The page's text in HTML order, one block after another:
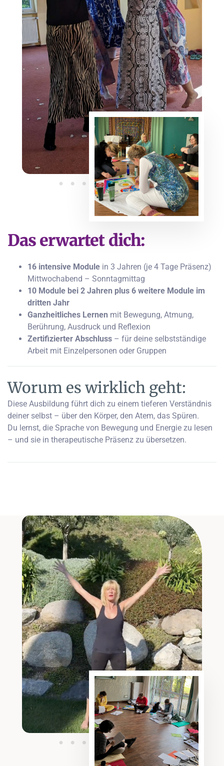
Das erwartet dich:
16 intensive Module in 3 Jahren (je 4 Tage Präsenz)
Mittwochabend – Sonntagmittag
10 Module bei 2 Jahren plus 6 weitere Module im
dritten Jahr
Ganzheitliches Lernen mit Bewegung, Atmung,
Berührung, Ausdruck und Reflexion
Zertifizierter Abschluss – für deine selbstständige
Arbeit mit Einzelpersonen oder Gruppen
Worum es wirklich geht:
Diese Ausbildung führt dich zu einem tieferen Verständnis
deiner selbst – über den Körper, den Atem, das Spüren.
Du lernst, die Sprache von Bewegung und Energie zu lesen
– und sie in therapeutische Präsenz zu übersetzen.